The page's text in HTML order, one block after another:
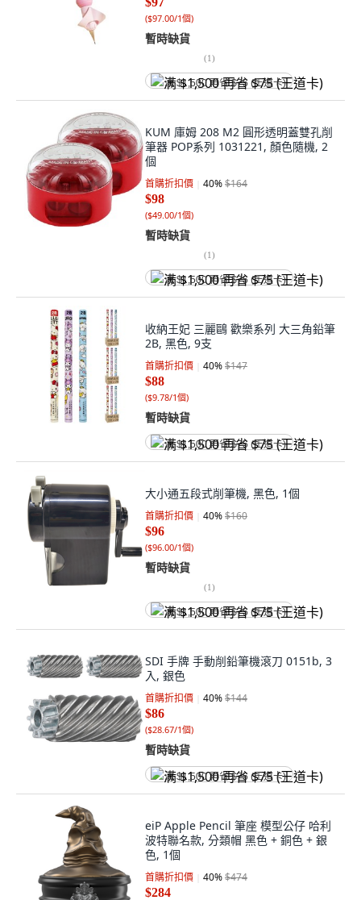
($97.00/1個)
暫時缺貨
(1)
满 $1,500 再省 $75 (王道卡)
KUM 庫姆 208 M2 圓形透明蓋雙孔削
筆器 POP系列 1031221, 顏色隨機, 2
個
首購折扣價 40%$164
$98
($49.00/1個)
暫時缺貨
(1)
满 $1,500 再省 $75 (王道卡)
收納王妃 三麗鷗 歡樂系列 大三角鉛筆
2B, 黑色, 9支
首購折扣價 40%$147
$88
($9.78/1個)
暫時缺貨
满 $1,500 再省 $75 (王道卡)
大小通五段式削筆機, 黑色, 1個
首購折扣價 40%$160
$96
($96.00/1個)
暫時缺貨
(1)
满 $1,500 再省 $75 (王道卡)
SDI 手牌 手動削鉛筆機滾刀 0151b, 3
入, 銀色
首購折扣價 40%$144
$86
($28.67/1個)
暫時缺貨
满 $1,500 再省 $75 (王道卡)
eiP Apple Pencil 筆座 模型公仔 哈利
波特聯名款, 分類帽 黑色 + 銅色 + 銀
色, 1個
首購折扣價 40%$474
$284